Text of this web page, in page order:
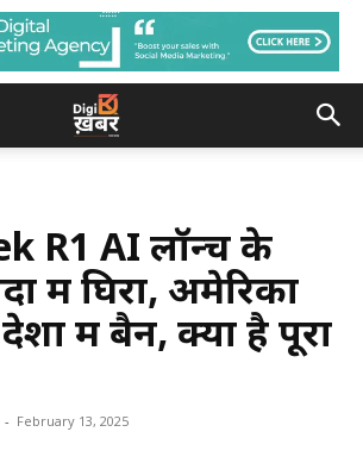
R1 AI लॉन्च के
में घिरा, अमेरिका
में बैन, क्या है पूरा
- February 13, 2025